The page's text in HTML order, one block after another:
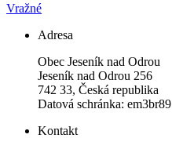
Vražné
Adresa
Obec Jeseník nad Odrou
Jeseník nad Odrou 256
742 33, Česká republika
Datová schránka: em3br89
Kontakt